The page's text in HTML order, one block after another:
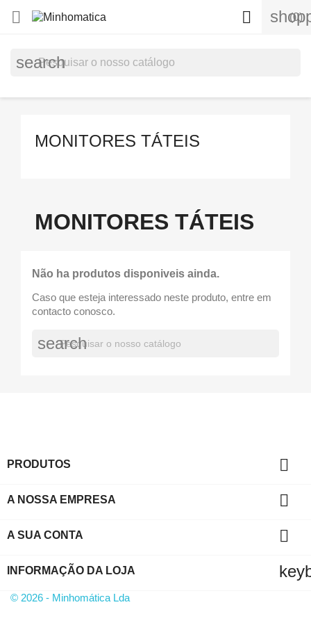
 (0)

search
MONITORES TÁTEIS
MONITORES TÁTEIS
Não ha produtos disponiveis ainda.
Caso que esteja interessado neste produto, entre em
contacto conosco.
search
PRODUTOS 
A NOSSA EMPRESA 
A SUA CONTA 
INFORMAÇÃO DA LOJA
© 2026 - Minhomática Lda